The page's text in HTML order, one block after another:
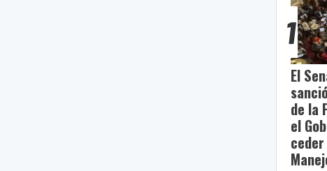
1
El
de la
el